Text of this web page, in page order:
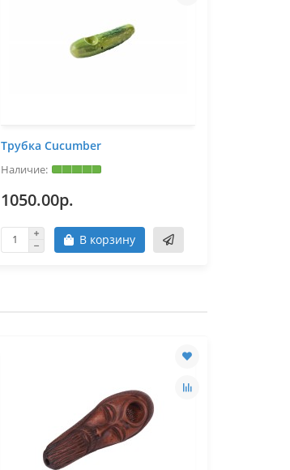
Трубка Cucumber
1050.00р.
В корзину